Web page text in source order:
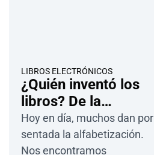
LIBROS ELECTRÓNICOS
¿Quién inventó los
libros? De la
biblioteca a la
estantería virtual
Hoy en día, muchos dan por
sentada la alfabetización.
Nos encontramos